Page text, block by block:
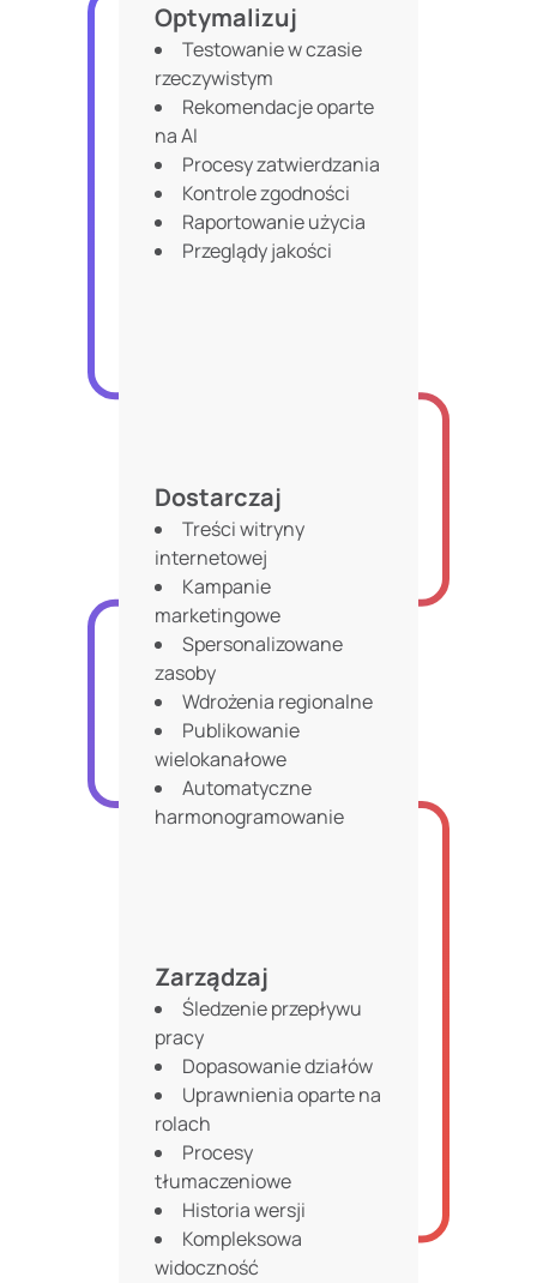
Optymalizuj
Testowanie w czasie
rzeczywistym
Rekomendacje oparte
na AI
Procesy zatwierdzania
Kontrole zgodności
Raportowanie użycia
Przeglądy jakości
Dostarczaj
Treści witryny
internetowej
Kampanie
marketingowe
Spersonalizowane
zasoby
Wdrożenia regionalne
Publikowanie
wielokanałowe
Automatyczne
harmonogramowanie
Zarządzaj
Śledzenie przepływu
pracy
Dopasowanie działów
Uprawnienia oparte na
rolach
Procesy
tłumaczeniowe
Historia wersji
Kompleksowa
widoczność